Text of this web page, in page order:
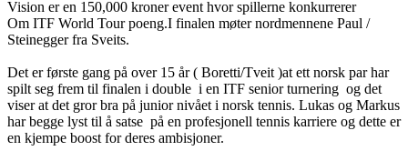
Vision er en 150,000 kroner event hvor spillerne konkurrerer
Om ITF World Tour poeng.I finalen møter nordmennene Paul /
Steinegger fra Sveits.
Det er første gang på over 15 år ( Boretti/Tveit )at ett norsk par har
spilt seg frem til finalen i double i en ITF senior turnering og det
viser at det gror bra på junior nivået i norsk tennis. Lukas og Markus
har begge lyst til å satse på en profesjonell tennis karriere og dette er
en kjempe boost for deres ambisjoner.